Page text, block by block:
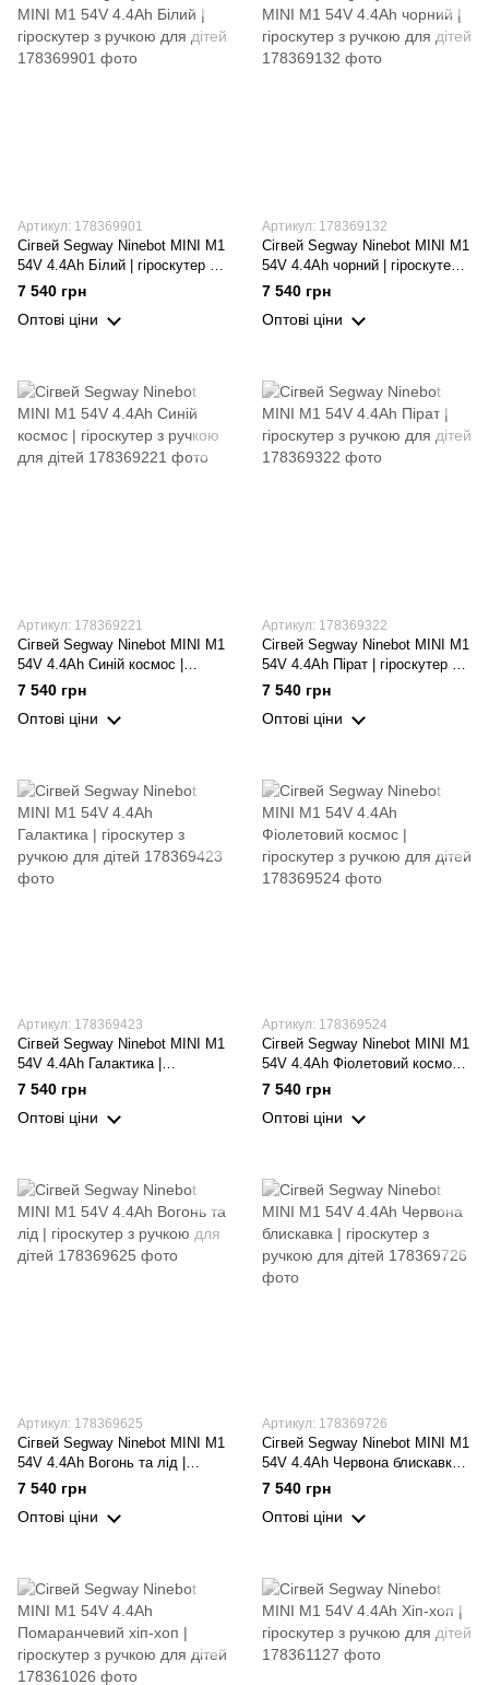
Артикул: 178369901
Сігвей Segway Ninebot MINI M1
54V 4.4Ah Білий | гіроскутер з
ручкою для дітей
7 540 грн
Оптові ціни
Артикул: 178369132
Сігвей Segway Ninebot MINI M1
54V 4.4Ah чорний | гіроскутер з
ручкою для дітей
7 540 грн
Оптові ціни
Артикул: 178369221
Сігвей Segway Ninebot MINI M1
54V 4.4Ah Синій космос |
гіроскутер з ручкою для дітей
7 540 грн
Оптові ціни
Артикул: 178369322
Сігвей Segway Ninebot MINI M1
54V 4.4Ah Пірат | гіроскутер з
ручкою для дітей
7 540 грн
Оптові ціни
Артикул: 178369423
Сігвей Segway Ninebot MINI M1
54V 4.4Ah Галактика |
гіроскутер з ручкою для дітей
7 540 грн
Оптові ціни
Артикул: 178369524
Сігвей Segway Ninebot MINI M1
54V 4.4Ah Фіолетовий космос |
гіроскутер з ручкою для дітей
7 540 грн
Оптові ціни
Артикул: 178369625
Сігвей Segway Ninebot MINI M1
54V 4.4Ah Вогонь та лід |
гіроскутер з ручкою для дітей
7 540 грн
Оптові ціни
Артикул: 178369726
Сігвей Segway Ninebot MINI M1
54V 4.4Ah Червона блискавка |
гіроскутер з ручкою для дітей
7 540 грн
Оптові ціни